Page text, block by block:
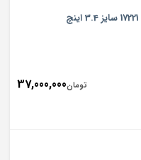
تومان37,000,000